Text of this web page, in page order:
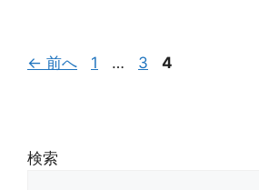
← 前へ 1 … 3 4
検索